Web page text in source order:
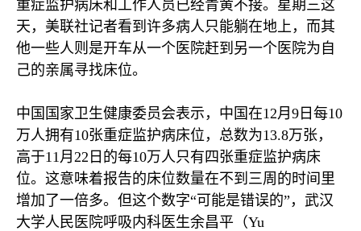
重症监护病床和工作人员已经青黄不接。星期三这
天，美联社记者看到许多病人只能躺在地上，而其
他一些人则是开车从一个医院赶到另一个医院为自
己的亲属寻找床位。
中国国家卫生健康委员会表示，中国在12月 9 日每10
万人拥有10张重症监护病床位，总数为13.8万张，
高于11月 22 日的每10万人只有四张重症监护病床
位。这意味着报告的床位数量在不到三周的时间里
增加了一倍多。但这个数字“可能是错误的”，武汉
大学人民医院呼吸内科医生余昌平（Yu